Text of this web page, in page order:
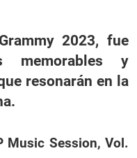
2023, fue
memorables y
resonarán en la
Music Session, Vol.